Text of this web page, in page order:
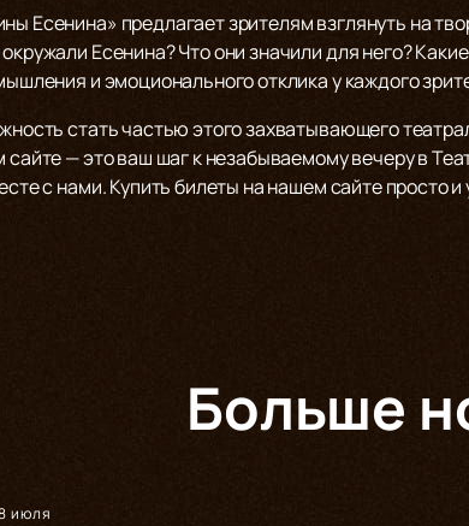
Есенина» предлагает зрителям взглянуть на
Есенина? Что они значили для него?
и эмоционального отклика у каждого
стать частью этого захватывающего
сайте — это ваш шаг к незабываемому вечеру в
с нами. Купить билеты на нашем сайте просто
Больше
июля